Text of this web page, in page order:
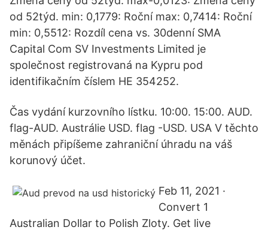
od 52týd. min: 0,1779: Roční max: 0,7414: Roční
min: 0,5512: Rozdíl cena vs. 30denní SMA
Capital Com SV Investments Limited je
společnost registrovaná na Kypru pod
identifikačním číslem HE 354252.
Čas vydání kurzovního lístku. 10:00. 15:00. AUD.
flag-AUD. Austrálie USD. flag -USD. USA V těchto
měnách připíšeme zahraniční úhradu na váš
korunový účet.
Feb 11, 2021 ·
Convert 1
Australian Dollar to Polish Zloty. Get live